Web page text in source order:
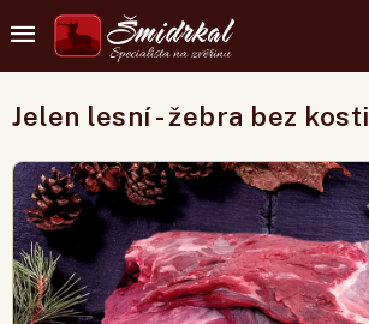
Jelen lesní - žebra bez kosti